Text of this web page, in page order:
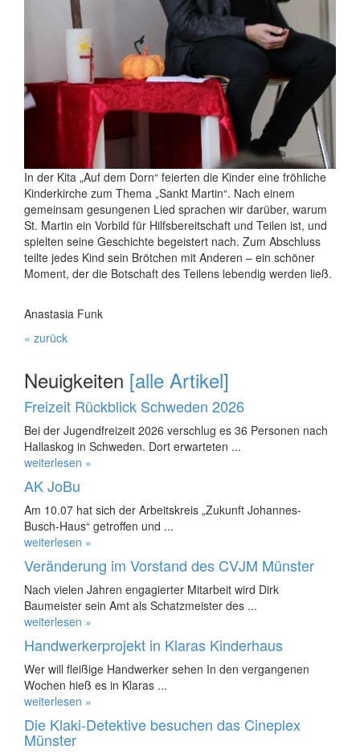
In der Kita „Auf dem Dorn“ feierten die Kinder eine fröhliche
Kinderkirche zum Thema „Sankt Martin“. Nach einem
gemeinsam gesungenen Lied sprachen wir darüber, warum
St. Martin ein Vorbild für Hilfsbereitschaft und Teilen ist, und
spielten seine Geschichte begeistert nach. Zum Abschluss
teilte jedes Kind sein Brötchen mit Anderen – ein schöner
Moment, der die Botschaft des Teilens lebendig werden ließ.
Anastasia Funk
« zurück
Neuigkeiten [alle Artikel]
Freizeit Rückblick Schweden 2026
Bei der Jugendfreizeit 2026 verschlug es 36 Personen nach
Hallaskog in Schweden. Dort erwarteten ...
weiterlesen »
AK JoBu
Am 10.07 hat sich der Arbeitskreis „Zukunft Johannes-
Busch-Haus“ getroffen und ...
weiterlesen »
Veränderung im Vorstand des CVJM Münster
Nach vielen Jahren engagierter Mitarbeit wird Dirk
Baumeister sein Amt als Schatzmeister des ...
weiterlesen »
Handwerkerprojekt in Klaras Kinderhaus
Wer will fleißige Handwerker sehen In den vergangenen
Wochen hieß es in Klaras ...
weiterlesen »
Die Klaki-Detektive besuchen das Cineplex
Münster